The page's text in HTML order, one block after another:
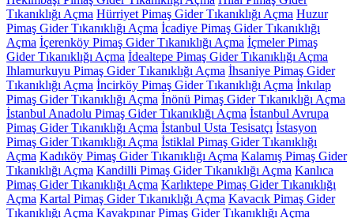
Tıkanıklığı Açma Hürriyet Pimaş Gider Tıkanıklığı Açma Huzur
Pimaş Gider Tıkanıklığı Açma İcadiye Pimaş Gider Tıkanıklığı
Açma İçerenköy Pimaş Gider Tıkanıklığı Açma İçmeler Pimaş
Gider Tıkanıklığı Açma İdealtepe Pimaş Gider Tıkanıklığı Açma
Ihlamurkuyu Pimaş Gider Tıkanıklığı Açma İhsaniye Pimaş Gider
Tıkanıklığı Açma İncirköy Pimaş Gider Tıkanıklığı Açma İnkılap
Pimaş Gider Tıkanıklığı Açma İnönü Pimaş Gider Tıkanıklığı Açma
İstanbul Anadolu Pimaş Gider Tıkanıklığı Açma İstanbul Avrupa
Pimaş Gider Tıkanıklığı Açma İstanbul Usta Tesisatçı İstasyon
Pimaş Gider Tıkanıklığı Açma İstiklal Pimaş Gider Tıkanıklığı
Açma Kadıköy Pimaş Gider Tıkanıklığı Açma Kalamış Pimaş Gider
Tıkanıklığı Açma Kandilli Pimaş Gider Tıkanıklığı Açma Kanlıca
Pimaş Gider Tıkanıklığı Açma Karlıktepe Pimaş Gider Tıkanıklığı
Açma Kartal Pimaş Gider Tıkanıklığı Açma Kavacık Pimaş Gider
Tıkanıklığı Açma Kavakpınar Pimaş Gider Tıkanıklığı Açma